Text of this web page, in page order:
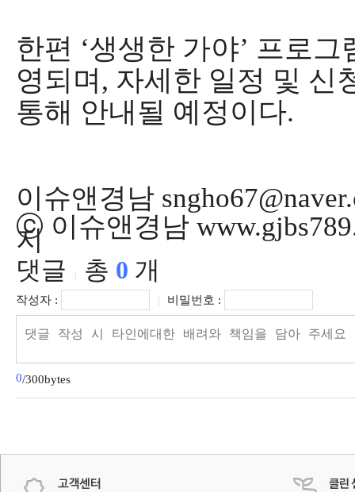
한편 ‘생생한 가야’ 프로그
영되며 , 자세한 일정 및 신
통해 안내될 예정이다.
이슈앤경남
ⓒ 이슈앤경남
지
댓글 총 0 개
작성자 : 비밀번호 :
0/300bytes